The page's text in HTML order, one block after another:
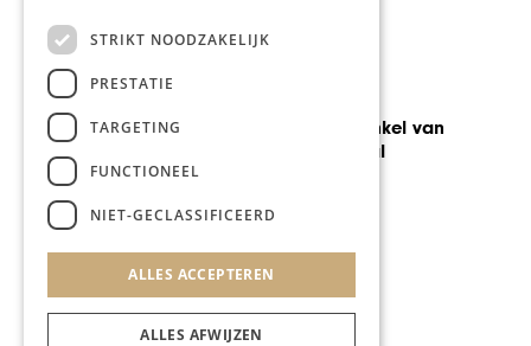
Vernieuwde winkel van
Gallery Imperial
STRIKT NOODZAKELIJK
PRESTATIE
TARGETING
FUNCTIONEEL
NIET-GECLASSIFICEERD
ALLES ACCEPTEREN
ALLES AFWIJZEN